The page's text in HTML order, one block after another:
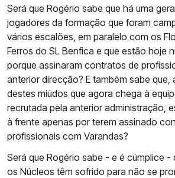
Será que Rogério sabe que há uma
jogadores da formação que foram
vários escalões, em paralelo com os
Ferros do SL Benfica e que estão hoje
porque assinaram contratos de
anterior direcção? E também sabe que,
destes miúdos que agora chega à
recrutada pela anterior administração,
à frente apenas por terem assinado
profissionais com Varandas?
Será que Rogério sabe - e é cúmplice -
os Núcleos têm sofrido para não se